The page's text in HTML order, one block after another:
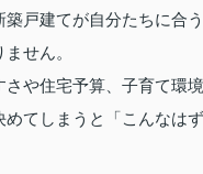
戸建てが自分たちに合う
せん。
や住宅予算、子育て環
てしまうと「こんなは